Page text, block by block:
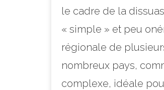
le cadre de la
« simple » et peu
régionale de
nombreux pays,
complexe, idéale